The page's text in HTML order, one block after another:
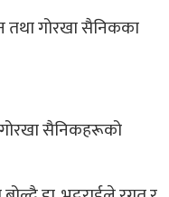
गोरखा सैनिकका
गोरखा सैनिकहरूको